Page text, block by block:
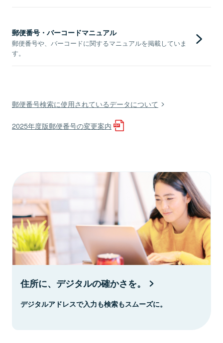
郵便番号・バーコードマニュアル
郵便番号や、バーコードに関するマニュアルを掲載していま
す。
郵便番号検索に使用されているデータについて
2025年度版郵便番号の変更案内
住所に、デジタルの確かさを。
デジタルアドレスで入力も検索もスムーズに。